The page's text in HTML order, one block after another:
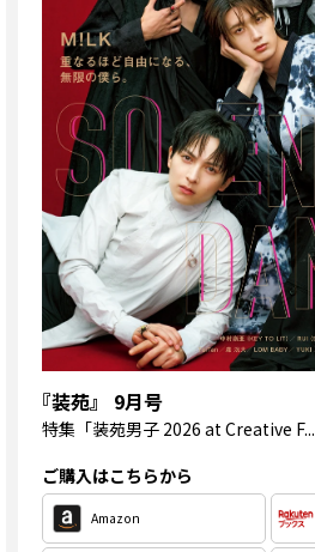
『装苑』 9月号
特集 「装苑男子 2026 at Creative F...
ご購入はこちらから
Amazon